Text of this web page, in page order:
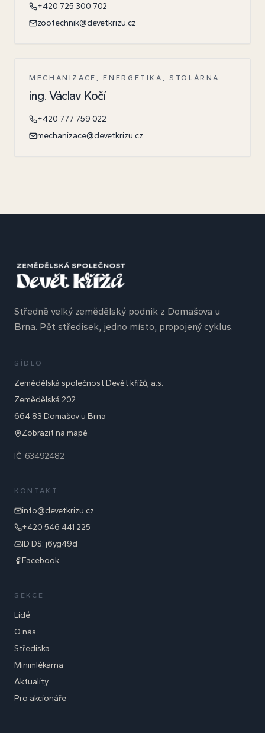
+420 725 300 702
zootechnik@devetkrizu.cz
MECHANIZACE, ENERGETIKA, STOLÁRNA
ing. Václav Kočí
+420 777 759 022
mechanizace@devetkrizu.cz
Středně velký zemědělský podnik z Domašova u
Brna. Pět středisek, jedno místo, propojený cyklus.
SÍDLO
Zemědělská společnost Devět křížů, a.s.
Zemědělská 202
664 83 Domašov u Brna
Zobrazit na mapě
IČ: 63492482
KONTAKT
info@devetkrizu.cz
+420 546 441 225
ID DS: j6yg49d
Facebook
SEKCE
Lidé
O nás
Střediska
Minimlékárna
Aktuality
Pro akcionáře